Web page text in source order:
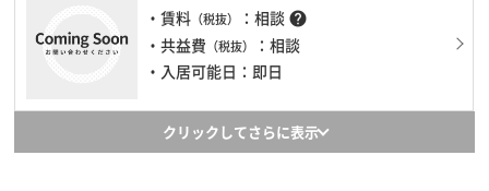
・賃料 （税抜） ：相談 help
・共益費 （税抜）
：相談
・入居可能日：即日
クリックしてさらに表示